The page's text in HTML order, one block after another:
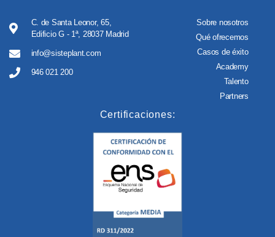
C. de Santa Leonor, 65,
Edificio G - 1ª, 28037 Madrid
info@sisteplant.com
946 021 200
Sobre nosotros
Qué ofrecemos
Casos de éxito
Academy
Talento
Partners
Certificaciones: